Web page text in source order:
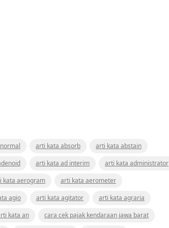
arti kata absorb
arti kata abstain
arti kata ad interim
arti kata administrator
kata aerogram
arti kata aerometer
agio arti kata agitator
arti kata agraria
kata an
cara cek pajak kendaraan jawa barat